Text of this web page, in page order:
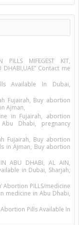
PILLS MIFEGEST KIT,
DHABI,UAE” Contact me
Available In Dubai,
Fujairah, Buy abortion
Ajman,
in Fujairah, abortion
Dhabi, pregnancy
Fujairah, Buy abortion
in Ajman, Buy abortion
IN ABU DHABI, AL AIN,
in Dubai, Sharjah,
Abortion PILLS/medicine
medicine in Abu Dhabi,
Pills Available In